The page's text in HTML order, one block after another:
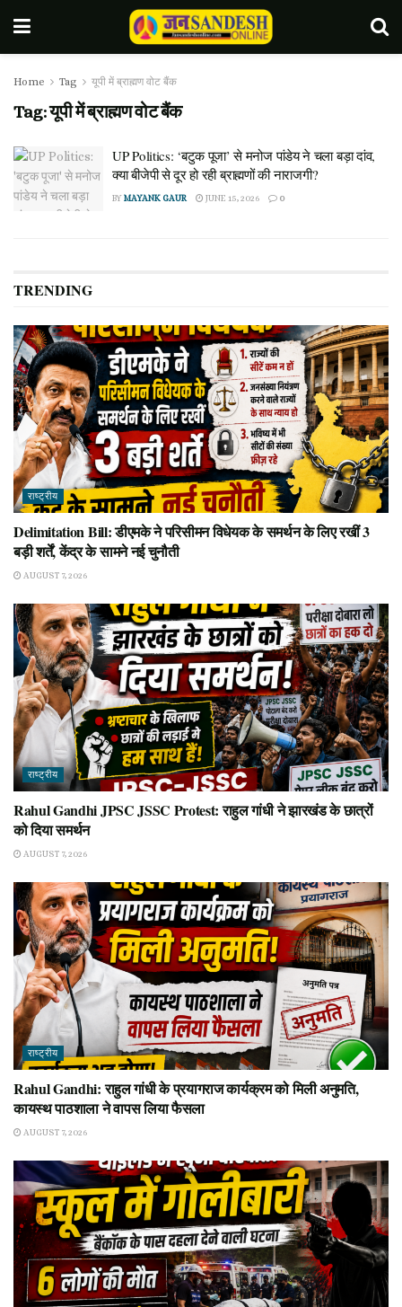
Home Tag यूपी में ब्राह्मण वोट बैंक
Tag:यूपी में ब्राह्मण वोट बैंक
UP Politics: ‘बटुक पूजा’ से मनोज पांडेय ने चला बड़ा दांव,
क्या बीजेपी से दूर हो रही ब्राह्मणों की नाराजगी?
BYMAYANK GAUR JUNE 15, 2026 0
TRENDING
राष्ट्रीय
Delimitation Bill: डीएमके ने परिसीमन विधेयक के समर्थन के लिए रखीं 3
बड़ी शर्तें, केंद्र के सामने नई चुनौती
AUGUST 7, 2026
राष्ट्रीय
Rahul Gandhi JPSC JSSC Protest: राहुल गांधी ने झारखंड के छात्रों
को दिया समर्थन
AUGUST 7, 2026
राष्ट्रीय
Rahul Gandhi: राहुल गांधी के प्रयागराज कार्यक्रम को मिली अनुमति,
कायस्थ पाठशाला ने वापस लिया फैसला
AUGUST 7, 2026